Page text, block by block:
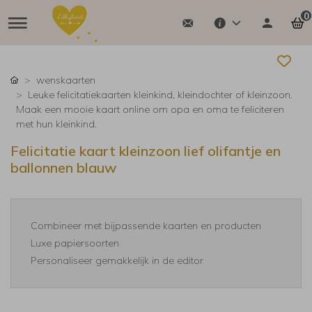
0
wenskaarten
Leuke felicitatiekaarten kleinkind, kleindochter of kleinzoon.
Maak een mooie kaart online om opa en oma te feliciteren
met hun kleinkind.
Felicitatie kaart kleinzoon lief olifantje en
ballonnen blauw
Combineer met bijpassende kaarten en producten
Luxe papiersoorten
Personaliseer gemakkelijk in de editor